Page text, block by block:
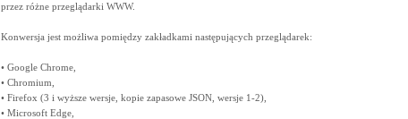
przez różne przeglądarki WWW.
Konwersja jest możliwa pomiędzy zakładkami następujących przeglądarek:
• Google Chrome,
• Chromium,
• Firefox (3 i wyższe wersje, kopie zapasowe JSON, wersje 1-2),
• Microsoft Edge,